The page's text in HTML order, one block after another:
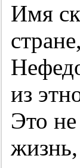
Имя
из
Это
жизнь,